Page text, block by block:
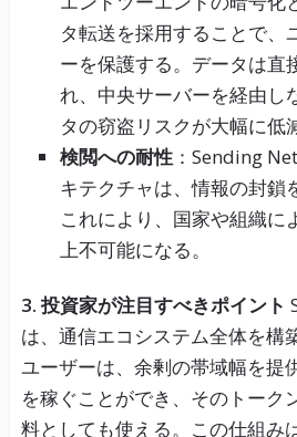
タ転送を採用することで、
ーを保護する。データは直
れ、中央サーバーを経由し
タの窃盗リスクが大幅に低
検閲への耐性：Sending
キテクチャは、情報の封鎖
これにより、国家や組織に
上不可能になる。
3. 投資家が注目すべきポイント
は、通信エコシステム全体を構
ユーザーは、余剰の帯域幅を提
を稼ぐことができ、そのトーク
料としても使える。この仕組み